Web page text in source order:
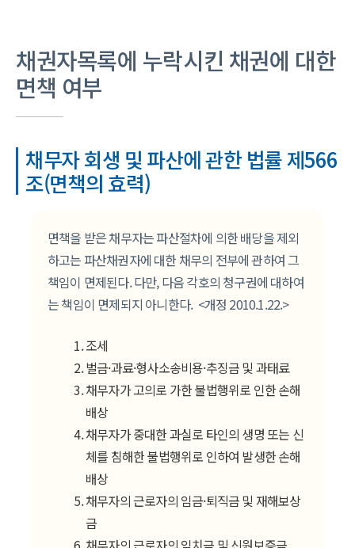
채권자목록에 누락시킨 채권에 대한
면책 여부
채무자 회생 및 파산에 관한 법률 제566
조(면책의 효력)
면책을 받은 채무자는 파산절차에 의한 배당을 제외
하고는 파산채권자에 대한 채무의 전부에 관하여 그
책임이 면제된다. 다만, 다음 각호의 청구권에 대하여
는 책임이 면제되지 아니한다. <개정 2010.1.22.>
조세
벌금·과료·형사소송비용·추징금 및 과태료
채무자가 고의로 가한 불법행위로 인한 손해
배상
채무자가 중대한 과실로 타인의 생명 또는 신
체를 침해한 불법행위로 인하여 발생한 손해
배상
채무자의 근로자의 임금·퇴직금 및 재해보상
금